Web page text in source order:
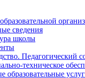
сведения
школы
Педагогический
техническое
образовательные